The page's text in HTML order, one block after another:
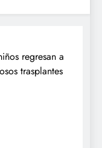
regresan a
trasplantes